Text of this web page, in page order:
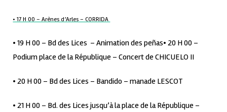
• 17 H 00 – Arènes d’Arles – CORRIDA
• 19 H 00 – Bd des Lices – Animation des peñas• 20 H 00 –
Podium place de la République – Concert de CHICUELO II
• 20 H 00 – Bd des Lices – Bandido – manade LESCOT
• 21 H 00 – Bd. des Lices jusqu’à la place de la République –